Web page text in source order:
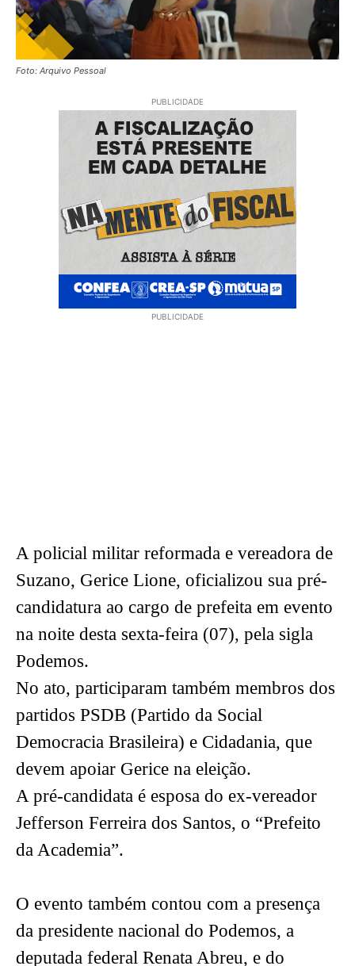
Foto: Arquivo Pessoal
PUBLICIDADE
PUBLICIDADE
A policial militar reformada e vereadora de
Suzano, Gerice Lione, oficializou sua pré-
candidatura ao cargo de prefeita em evento
na noite desta sexta-feira (07), pela sigla
Podemos.
No ato, participaram também membros dos
partidos PSDB (Partido da Social
Democracia Brasileira) e Cidadania, que
devem apoiar Gerice na eleição.
A pré-candidata é esposa do ex-vereador
Jefferson Ferreira dos Santos, o “Prefeito
da Academia”.
O evento também contou com a presença
da presidente nacional do Podemos, a
deputada federal Renata Abreu, e do